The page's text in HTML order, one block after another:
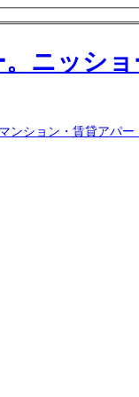
ンション・賃貸アパー